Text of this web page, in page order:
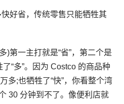
好省，传统零售只能牺牲其
)第一主打就是“省”，第二个是
“多”。因为 Costco 的商品种
多;也牺牲了“快”，你看整个湾
30 分钟到不了。像便利店就